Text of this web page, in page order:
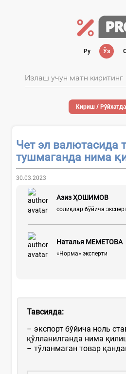
Ру Ўз
Кириш /
Чет эл валютасида
тушмаганда нима
30.03.2023
Азиз ҲОШИМОВ
солиқлар бўйича
Наталья МЕМЕТОВА
«Норма» эксперти
Тавсияда:
– экспорт бўйича ноль
қўлланилганда нима
– тўланмаган товар